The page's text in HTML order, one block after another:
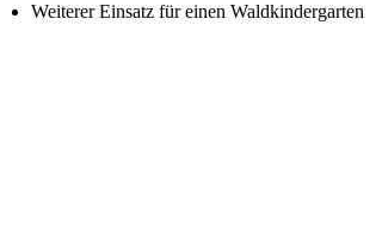
Weiterer Einsatz für einen Waldkindergarten